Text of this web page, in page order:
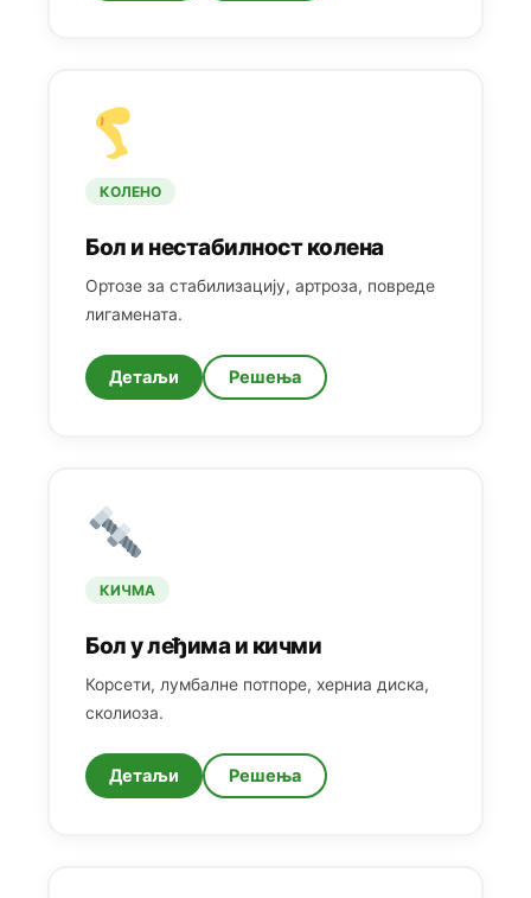
КОЛЕНО
Бол и нестабилност колена
Ортозе за стабилизацију, артроза, повреде
лигамената.
Детаљи Решења
КИЧМА
Бол у леђима и кичми
Корсети, лумбалне потпоре, херниа диска,
сколиоза.
Детаљи Решења